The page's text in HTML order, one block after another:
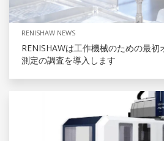
RENISHAW NEWS
RENISHAWは工作機械のための最
測定の調査を導入します